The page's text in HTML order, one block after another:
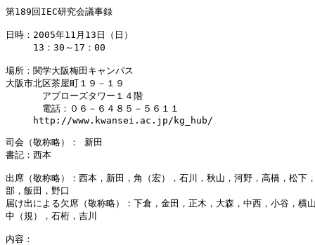
第189回IEC研究会議事録
日時：2005年11月13日（日）
13：30～17：00
場所：関学大阪梅田キャンパス
大阪市北区茶屋町１９－１９
アプローズタワー１４階
電話：０６－６４８５－５６１１
http://www.kwansei.ac.jp/kg_hub/
司会（敬称略）： 新田
書記：西本
出席（敬称略）：西本，新田，角（宏），石川，秋山，河野，高橋，松下
部，飯田，野口
届け出による欠席（敬称略）：下倉，金田，正木，大森，中西，小谷，横
中（規），石桁，吉川
内容：